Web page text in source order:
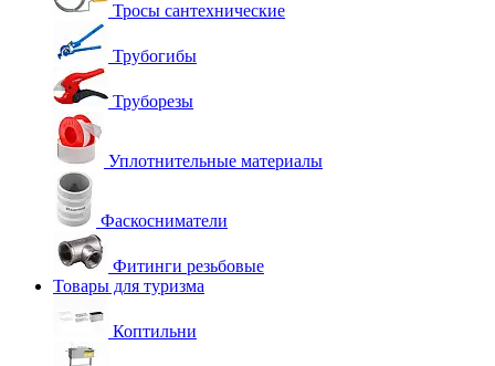
Тросы сантехнические
Трубогибы
Труборезы
Уплотнительные материалы
Фаскосниматели
Фитинги резьбовые
Товары для туризма
Коптильни